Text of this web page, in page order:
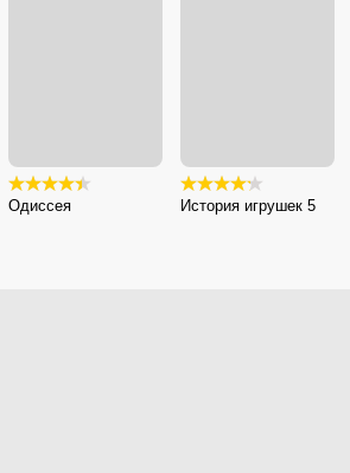
Одиссея История игрушек 5